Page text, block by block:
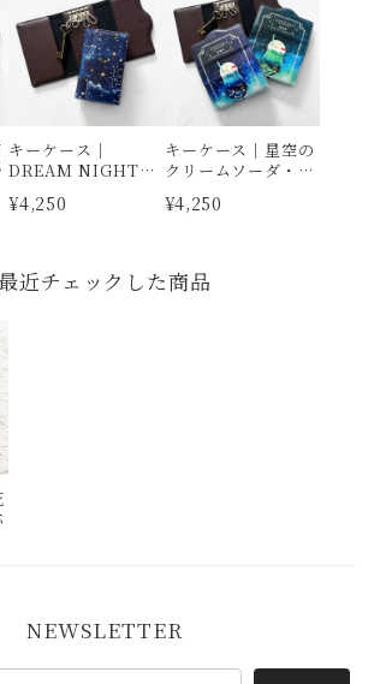
キーケース｜
DREAM NIGHT柄
｜星空・夜空
¥4,250
キーケース｜星空の
クリームソーダ・メ
トキー対応｜夜空・
¥4,250
近チェックした商品
NEWSLETTER